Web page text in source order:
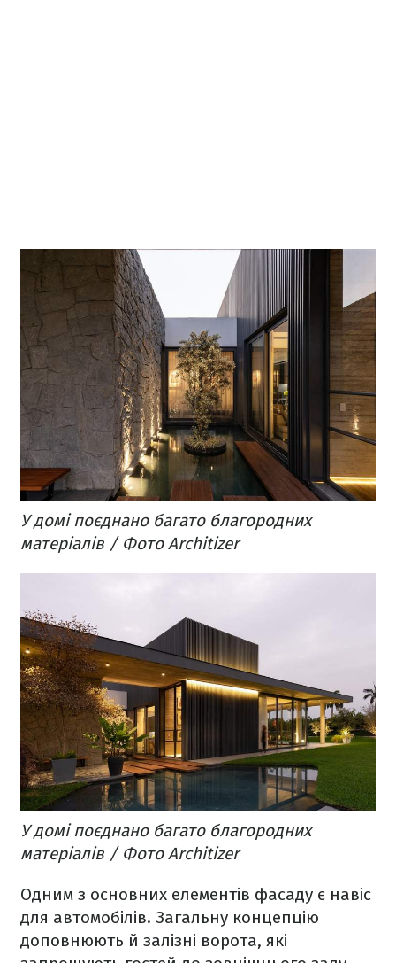
У домі поєднано багато благородних
матеріалів / Фото Architizer
У домі поєднано багато благородних
матеріалів / Фото Architizer
Одним з основних елементів фасаду є навіс
для автомобілів. Загальну концепцію
доповнюють й залізні ворота, які